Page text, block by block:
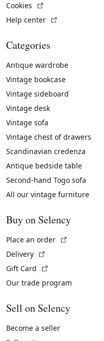
Cookies
Help center
Categories
Antique wardrobe
Vintage bookcase
Vintage sideboard
Vintage desk
Vintage sofa
Vintage chest of drawers
Scandinavian credenza
Antique bedside table
Second-hand Togo sofa
All our vintage furniture
Buy on Selency
Place an order
Delivery
Gift Card
Our trade program
Sell on Selency
Become a seller